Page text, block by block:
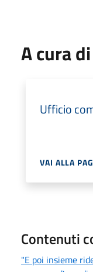
A cura di
Ufficio
VAI ALLA
Contenuti
"E poi insieme